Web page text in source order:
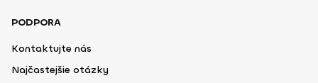
PODPORA
Kontaktujte nás
Najčastejšie otázky